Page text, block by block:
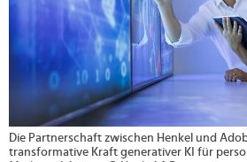
Die Partnerschaft zwischen Henkel und
transformative Kraft generativer KI für